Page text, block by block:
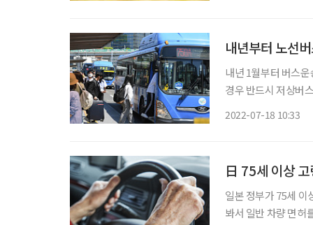
내년부터 노선
내년 1월부터 버스
경우 반드시 저상버
2022-07-18 10:33
日 75세 이상
일본 정부가 75세 이
봐서 일반 차량 면허